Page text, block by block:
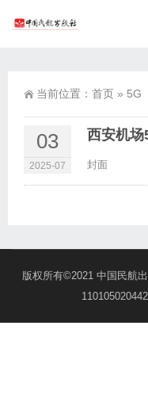
当前位置： 首页 » 5G
03
2025-07
西安机场
封面
版权所有©2021 中国民航